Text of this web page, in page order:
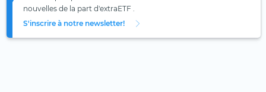
nouvelles de la part d'extraETF .
S'inscrire à notre newsletter!